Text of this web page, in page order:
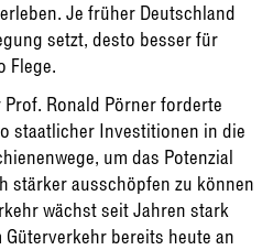
Je früher Deutschland
setzt, desto besser für
Flege.
Ronald Pörner forderte
staatlicher Investitionen in die
um das Potenzial
stärker ausschöpfen zu können
wächst seit Jahren stark
bereits heute an